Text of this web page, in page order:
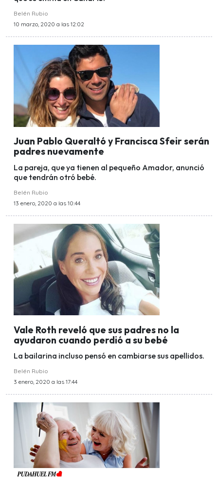
Belén Rubio
10 marzo, 2020 a las 12:02
Juan Pablo Queraltó y Francisca Sfeir serán
padres nuevamente
La pareja, que ya tienen al pequeño Amador, anunció
que tendrán otró bebé.
Belén Rubio
13 enero, 2020 a las 10:44
Vale Roth reveló que sus padres no la
ayudaron cuando perdió a su bebé
La bailarina incluso pensó en cambiarse sus apellidos.
Belén Rubio
3 enero, 2020 a las 17:44